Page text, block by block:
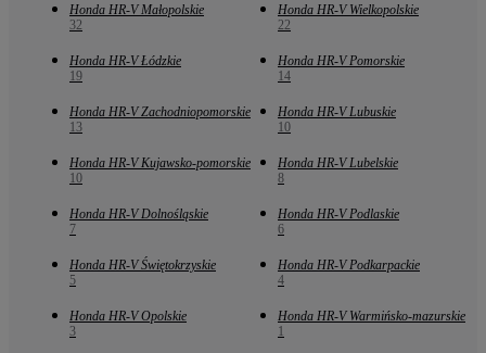
Honda HR-V Małopolskie
32
Honda HR-V Wielkopolskie
22
Honda HR-V Łódzkie
19
Honda HR-V Pomorskie
14
Honda HR-V Zachodniopomorskie
13
Honda HR-V Lubuskie
10
Honda HR-V Kujawsko-pomorskie
10
Honda HR-V Lubelskie
8
Honda HR-V Dolnośląskie
7
Honda HR-V Podlaskie
6
Honda HR-V Świętokrzyskie
5
Honda HR-V Podkarpackie
4
Honda HR-V Opolskie
3
Honda HR-V Warmińsko-mazurskie
1